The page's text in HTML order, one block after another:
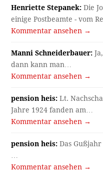
Henriette Stepanek: Die
einige Postbeamte - vom
Kommentar ansehen →
Manni Schneiderbauer:
dann kann man…
Kommentar ansehen →
pension heis: Lt.
Jahre 1924 fanden am…
Kommentar ansehen →
pension heis: Das
Kommentar ansehen →